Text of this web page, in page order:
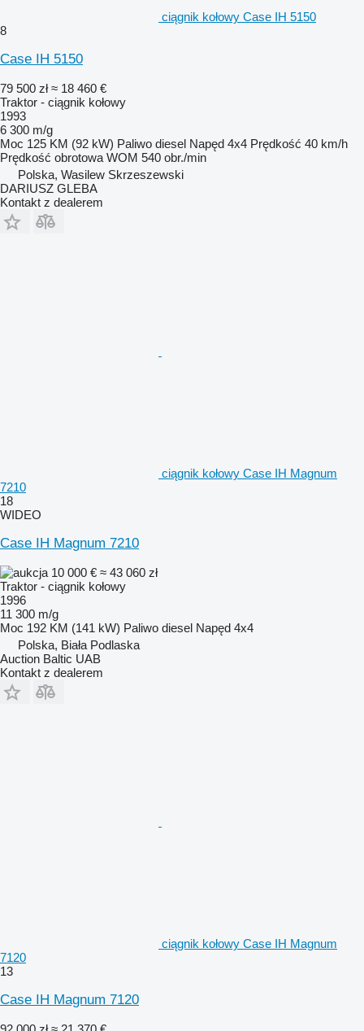
ciągnik kołowy Case IH 5150
8
Case IH 5150
79 500 zł ≈ 18 460 €
Traktor - ciągnik kołowy
1993
6 300 m/g
Moc 125 KM (92 kW) Paliwo diesel Napęd 4x4 Prędkość 40 km/h
Prędkość obrotowa WOM 540 obr./min
Polska, Wasilew Skrzeszewski
DARIUSZ GLEBA
Kontakt z dealerem
ciągnik kołowy Case IH Magnum
7210
18
WIDEO
Case IH Magnum 7210
10 000 € ≈ 43 060 zł
Traktor - ciągnik kołowy
1996
11 300 m/g
Moc 192 KM (141 kW) Paliwo diesel Napęd 4x4
Polska, Biała Podlaska
Auction Baltic UAB
Kontakt z dealerem
ciągnik kołowy Case IH Magnum
7120
13
Case IH Magnum 7120